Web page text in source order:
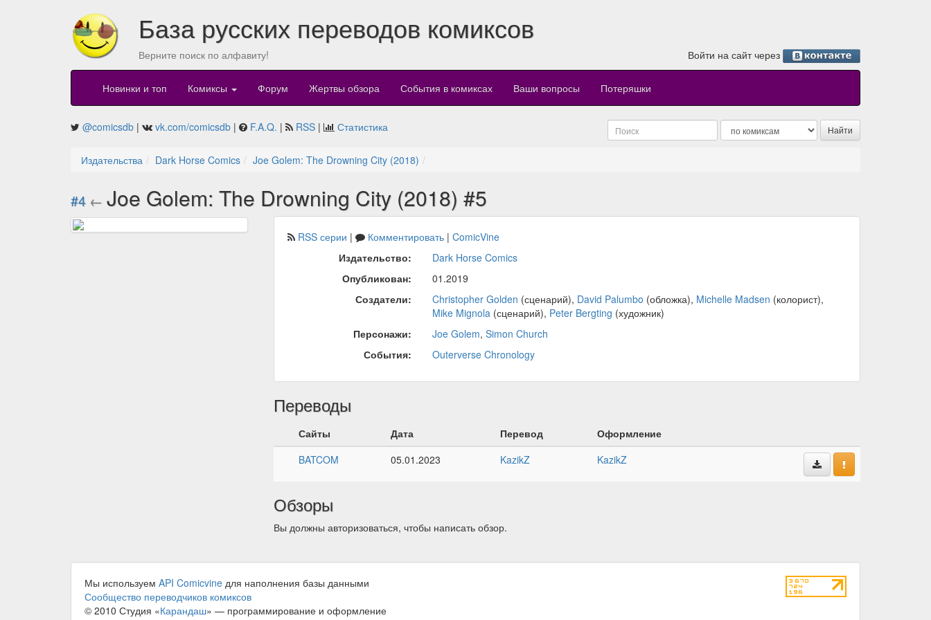
База русских переводов комиксов
Верните поиск по алфавиту! Войти на сайт через
Новинки и топ Комиксы Форум Жертвы обзора События в комиксах Ваши вопросы Потеряшки
@comicsdb | vk.com/comicsdb | F.A.Q. | RSS | Статистика
Издательства Dark Horse Comics Joe Golem: The Drowning City (2018)
#4 ← Joe Golem: The Drowning City (2018) #5
RSS серии | Комментировать| ComicVine
Издательство:
Dark Horse Comics
Опубликован:
01.2019
Создатели:
Christopher Golden (сценарий), David Palumbo (обложка), Michelle Madsen (колорист),
Mike Mignola(сценарий), Peter Bergting (художник)
Персонажи:
Joe Golem, Simon Church
События:
Outerverse Chronology
Переводы
Сайты Дата Перевод
Оформление
BATCOM
05.01.2023 KazikZ KazikZ
Обзоры
Вы должны авторизоваться, чтобы написать обзор.
Мы используем API Comicvine для наполнения базы данными
Сообщество переводчиков комиксов
© 2010 Студия «Карандаш» — программирование и оформление